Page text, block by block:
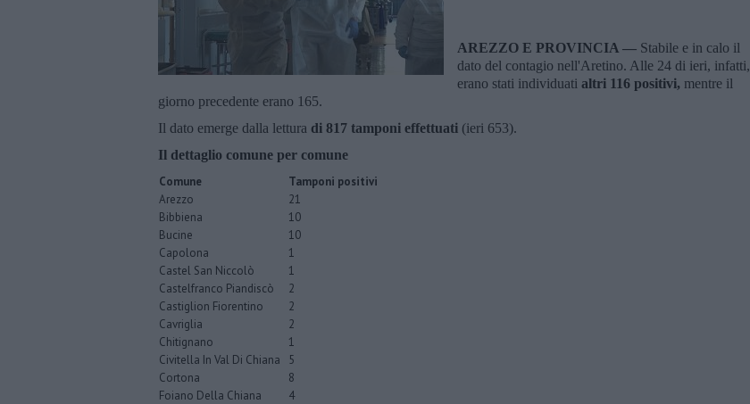
AREZZO E PROVINCIA — Stabile e in calo il
dato del contagio nell'Aretino. Alle 24 di ieri, infatti,
erano stati individuati altri 116 positivi, mentre il
giorno precedente erano 165.
Il dato emerge dalla lettura di 817 tamponi effettuati (ieri 653).
Il dettaglio comune per comune
Comune
Tamponi positivi
Arezzo
21
Bibbiena
10
Bucine
10
Capolona
1
Castel San Niccolò
1
Castelfranco Piandiscò
2
Castiglion Fiorentino
2
Cavriglia
2
Chitignano
1
Civitella In Val Di Chiana
5
Cortona
8
Foiano Della Chiana
4